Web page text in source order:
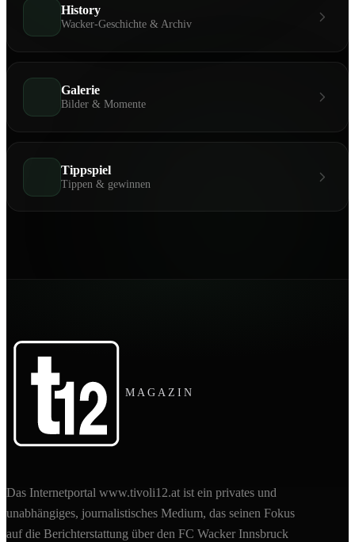
History
Wacker-Geschichte & Archiv
Galerie
Bilder & Momente
Tippspiel
Tippen & gewinnen
MAGAZIN
Das Internetportal www.tivoli12.at ist ein privates und
unabhängiges, journalistisches Medium, das seinen Fokus
auf die Berichterstattung über den FC Wacker Innsbruck